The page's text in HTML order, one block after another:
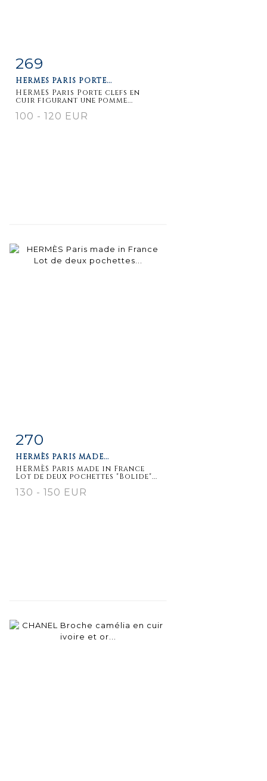
Item detail
269
HERMES PARIS PORTE...
HERMES Paris Porte clefs en
cuir figurant une pomme...
100 - 120 EUR
Item detail
270
HERMÈS PARIS MADE...
HERMÈS Paris made in France
Lot de deux pochettes "Bolide"...
130 - 150 EUR